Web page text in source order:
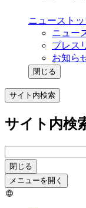
ニュースト
ニュー
プレス
お知ら
閉じる
サイト内検索
サイト内検
閉じる
メニューを開く